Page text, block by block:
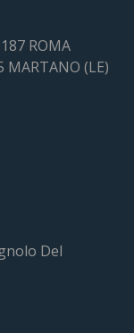
ROMA
(LE)
Del